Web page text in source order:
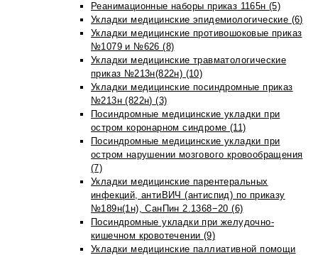
Реанимационные наборы приказ 1165н (5)
Укладки медицинские эпидемиологические (6)
Укладки медицинские противошоковые приказ
№1079 и №626 (8)
Укладки медицинские травматологические
приказ №213н(822н) (10)
Укладки медицинские посиндромные приказ
№213н (822н) (3)
Посиндромные медицинские укладки при
остром коронарном синдроме (11)
Посиндромные медицинские укладки при
остром нарушении мозгового кровообращения
(7)
Укладки медицинские парентеральных
инфекций, антиВИЧ (антиспид) по приказу
№189н(1н), СанПин 2.1368−20 (6)
Посиндромные укладки при желудочно-
кишечном кровотечении (9)
Укладки медицинские паллиативной помощи